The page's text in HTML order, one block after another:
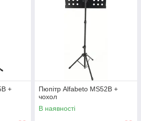
+
Пюпітр Alfabeto MS52B +
чохол
В наявності